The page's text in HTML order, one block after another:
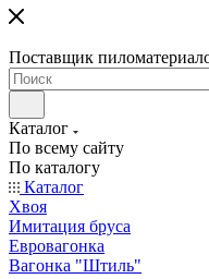
Поставщик
Каталог
По всему сайту
По каталогу
Каталог
Хвоя
Имитация бруса
Евровагонка
Вагонка "Штиль"